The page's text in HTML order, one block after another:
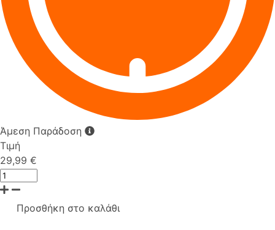
Άμεση Παράδοση
Τιμή
29,99 €
Προσθήκη στο καλάθι